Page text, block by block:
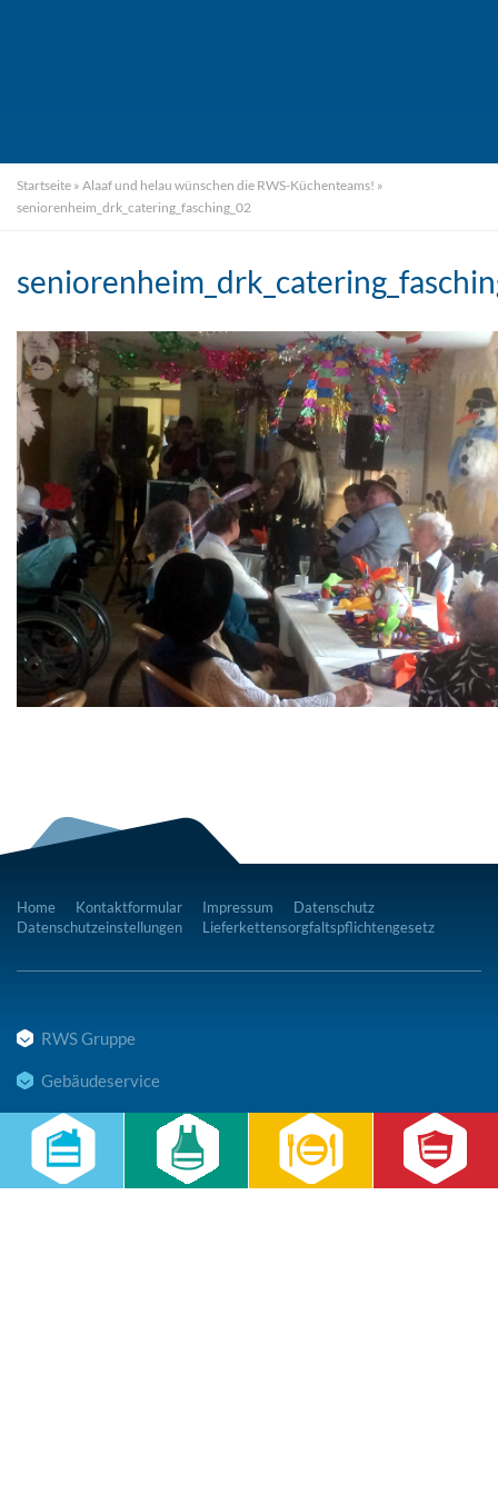
Startseite » Alaaf und helau wünschen die RWS-Küchenteams! »
seniorenheim_drk_catering_fasching_02
Home Kontaktformular Impressum
Datenschutz
Datenschutzeinstellungen
Lieferkettensorgfaltspflichtengesetz
RWS Gruppe
Gebäudeservice
Hauswirtschaft
Cateringservice